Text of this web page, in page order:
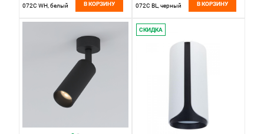
072C WH, белый
В КОРЗИНУ
072C BL, черный
В КОРЗИНУ
СКИДКА